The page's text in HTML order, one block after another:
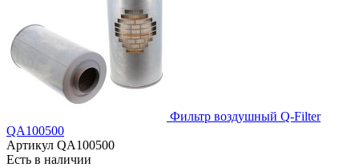
Фильтр воздушный Q-Filter
QA100500
Артикул QA100500
Есть в наличии